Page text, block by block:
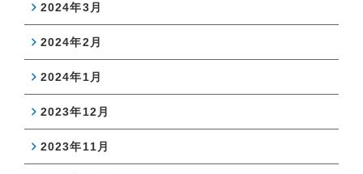
2024年3月
2024年2月
2024年1月
2023年12月
2023年11月